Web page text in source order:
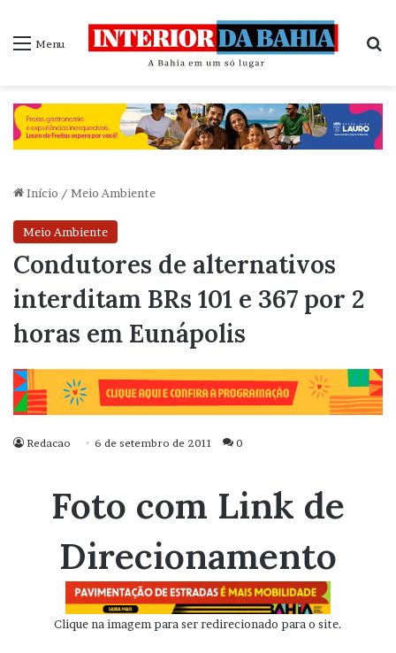
Menu
Início / Meio Ambiente
Meio Ambiente
Condutores de alternativos
interditam BRs 101 e 367 por 2
horas em Eunápolis
Redacao 6 de setembro de 2011 0
Foto com Link de
Direcionamento
Clique na imagem para ser redirecionado para o site.